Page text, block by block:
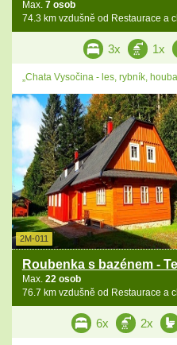
Max. 7 osob
74.3 km vzdušně od Restaurace a
3x 1x
„Chata Vysočina - les, rybník,
2M-011
Roubenka s bazénem -
Max. 22 osob
76.7 km vzdušně od Restaurace a
6x 2x